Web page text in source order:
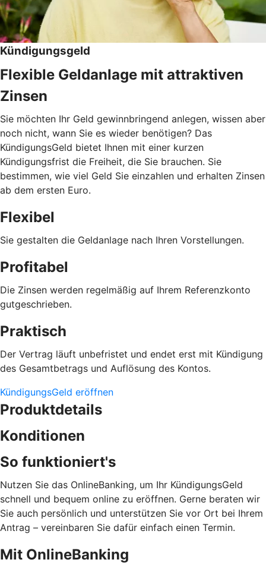
Kündigungsgeld
Flexible Geldanlage mit attraktiven
Zinsen
Sie möchten Ihr Geld gewinnbringend anlegen, wissen aber
noch nicht, wann Sie es wieder benötigen? Das
KündigungsGeld bietet Ihnen mit einer kurzen
Kündigungsfrist die Freiheit, die Sie brauchen. Sie
bestimmen, wie viel Geld Sie einzahlen und erhalten Zinsen
ab dem ersten Euro.
Flexibel
Sie gestalten die Geldanlage nach Ihren Vorstellungen.
Profitabel
Die Zinsen werden regelmäßig auf Ihrem Referenzkonto
gutgeschrieben.
Praktisch
Der Vertrag läuft unbefristet und endet erst mit Kündigung
des Gesamtbetrags und Auflösung des Kontos.
KündigungsGeld eröffnen
Produktdetails
Konditionen
So funktioniert's
Nutzen Sie das OnlineBanking, um Ihr KündigungsGeld
schnell und bequem online zu eröffnen. Gerne beraten wir
Sie auch persönlich und unterstützen Sie vor Ort bei Ihrem
Antrag – vereinbaren Sie dafür einfach einen Termin.
Mit OnlineBanking